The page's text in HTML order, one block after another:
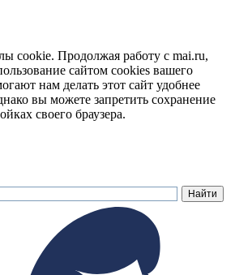
cookie. Продолжая работу с mai.ru,
сайтом cookies вашего
нам делать этот сайт удобнее
вы можете запретить сохранение
своего браузера.